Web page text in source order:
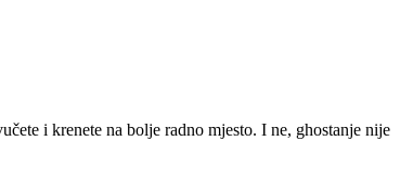
i krenete na bolje radno mjesto. I ne, ghostanje nije